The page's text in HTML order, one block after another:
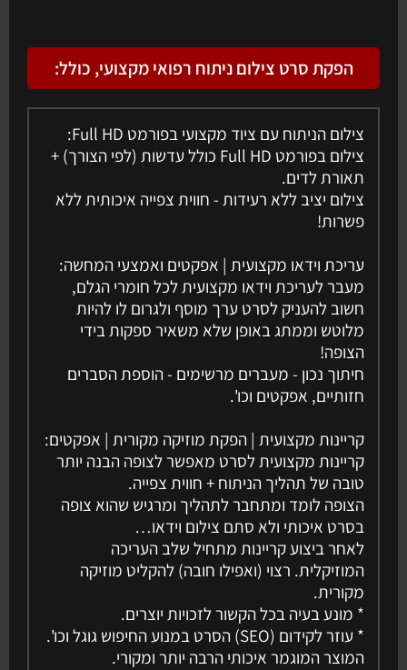
הפקת סרט צילום ניתוח רפואי מקצועי, כולל:
צילום הניתוח עם ציוד מקצועי בפורמט Full HD:
צילום בפורמט Full HD כולל עדשות (לפי הצורך) +
תאורת לדים.
צילום יציב ללא רעידות - חווית צפייה איכותית ללא
פשרות!
עריכת וידאו מקצועית | אפקטים ואמצעי המחשה:
מעבר לעריכת וידאו מקצועית לכל חומרי הגלם,
חשוב להעניק לסרט ערך מוסף ולגרום לו להיות
מלוטש וממתג באופן שלא משאיר ספקות בידי
הצופה!
חיתוך נכון - מעברים מרשימים - הוספת הסברים
חזותיים, אפקטים וכו'.
קריינות מקצועית | הפקת מוזיקה מקורית | אפקטים:
קריינות מקצועית לסרט מאפשר לצופה הבנה יותר
טובה של תהליך הניתוח + חווית צפייה.
הצופה לומד ומתחבר לתהליך ומרגיש שהוא צופה
בסרט איכותי ולא סתם צילום וידאו…
לאחר ביצוע קריינות מתחיל שלב העריכה
המוזיקלית. רצוי (ואפילו חובה) להקליט מוזיקה
מקורית.
* מונע בעיה בכל הקשור לזכויות יוצרים.
* עוזר לקידום (SEO) הסרט במנוע החיפוש גוגל וכו'.
המוצר המוגמר איכותי הרבה יותר ומקורי.